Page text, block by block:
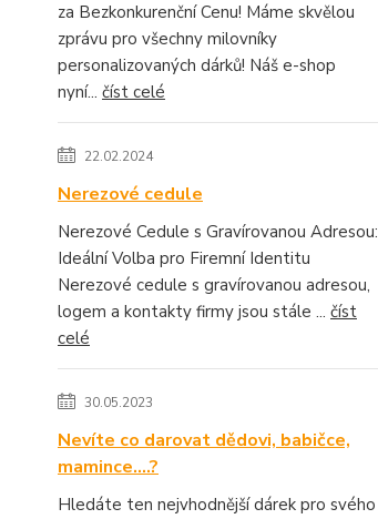
za Bezkonkurenční Cenu! Máme skvělou
zprávu pro všechny milovníky
personalizovaných dárků! Náš e-shop
nyní... číst celé
22.02.2024
Nerezové cedule
Nerezové Cedule s Gravírovanou Adresou:
Ideální Volba pro Firemní Identitu
Nerezové cedule s gravírovanou adresou,
logem a kontakty firmy jsou stále ... číst
celé
30.05.2023
Nevíte co darovat dědovi, babičce,
mamince....?
Hledáte ten nejvhodnější dárek pro svého